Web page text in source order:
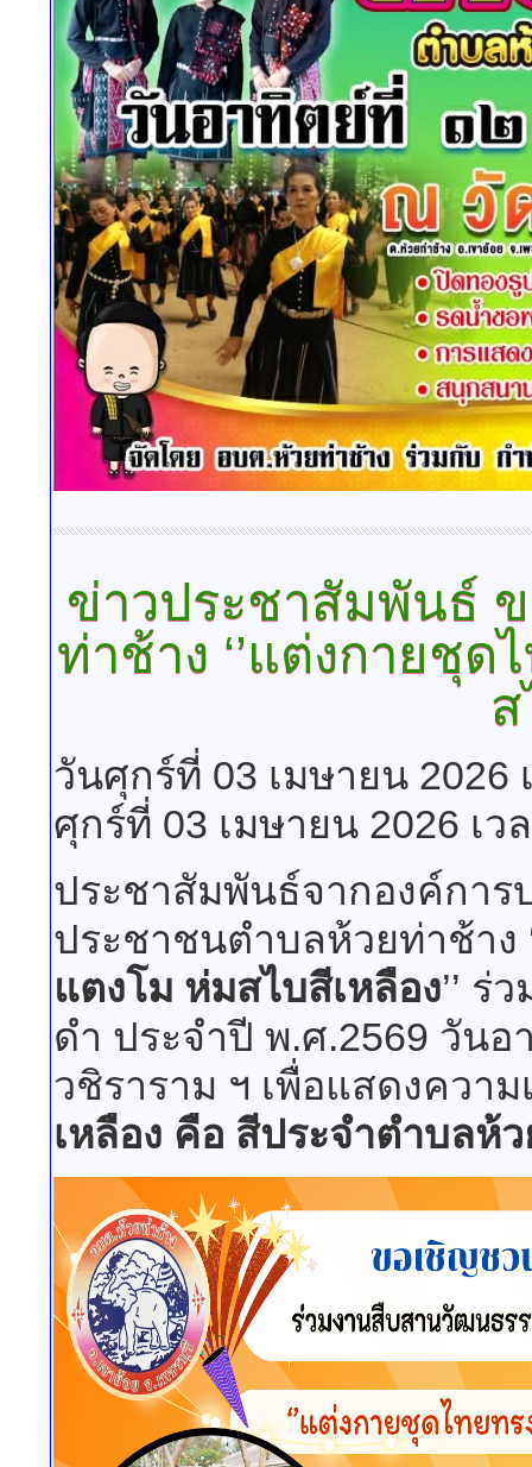
ข่าวประชาสัมพันธ์
ท่าช้าง ‘’แต่งกายชุ
ส
วันศุกร์ที่ 03 เมษายน 2026
ศุกร์ที่ 03 เมษายน 2026 เว
ประชาสัมพันธ์จากองค์กา
ประชาชนตำบลห้วยท่าช้าง
แตงโม ห่มสไบสีเหลือง’’
ดำ ประจำปี พ.ศ.2569 วัน
วชิราราม ฯ เพื่อแสดงควา
เหลือง คือ สีประจำตำบลห้